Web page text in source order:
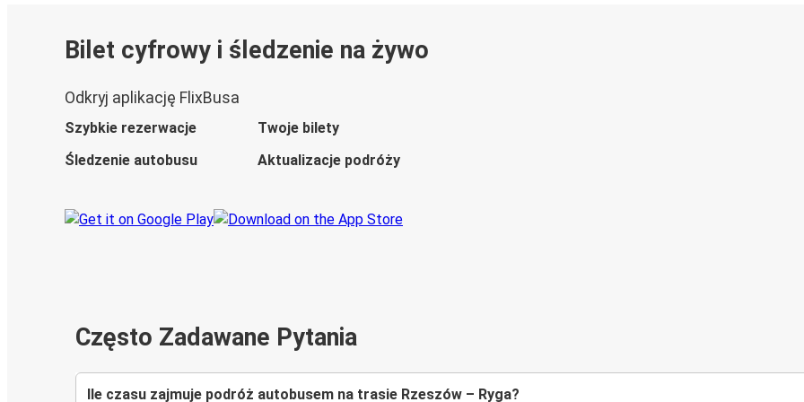
Bilet cyfrowy i śledzenie na żywo
Odkryj aplikację FlixBusa
Szybkie rezerwacje
Twoje bilety
Śledzenie autobusu
Aktualizacje podróży
Często Zadawane Pytania
Ile czasu zajmuje podróż autobusem na trasie Rzeszów – Ryga?